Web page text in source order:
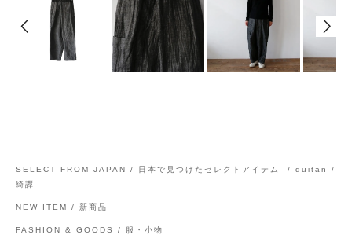
SELECT FROM JAPAN / 日本で見つけたセレクトアイテム /
quitan /
綺譚
NEW ITEM / 新商品
FASHION & GOODS / 服・小物